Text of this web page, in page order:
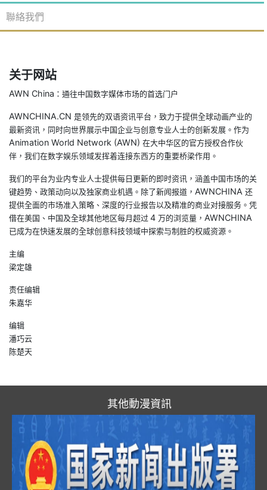
聯絡我們
关于网站
AWN China ：通往中国数字媒体市场的首选门户
AWNCHINA.CN 是领先的双语资讯平台，致力于提供全球动画产业的
最新资讯，同时向世界展示中国企业与创意专业人士的创新发展。作为
Animation World Network (AWN) 在大中华区的官方授权合作伙
伴，我们在数字娱乐领域发挥着连接东西方的重要桥梁作用。
我们的平台为业内专业人士提供每日更新的即时资讯，涵盖中国市场的关
键趋势、政策动向以及独家商业机遇。除了新闻报道， AWNCHINA 还
提供全面的市场准入策略、深度的行业报告以及精准的商业对接服务。凭
借在美国、中国及全球其他地区每月超过 4 万的浏览量， AWNCHINA
已成为在快速发展的全球创意科技领域中探索与制胜的权威资源。
主编
梁定雄
责任编辑
朱嘉华
编辑
潘巧云
陈楚天
其他動漫資訊